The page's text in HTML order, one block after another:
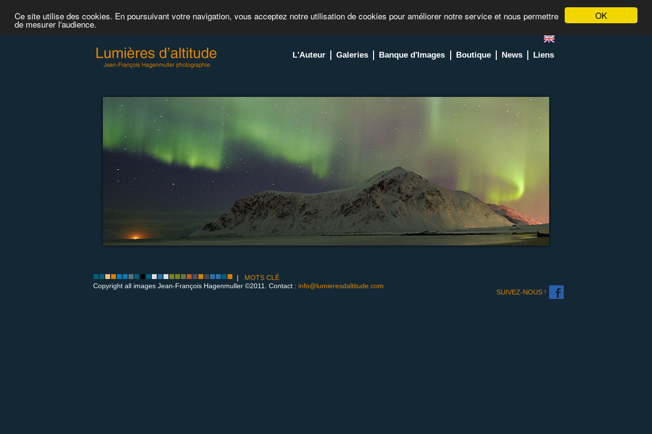
OK
Ce site utilise des cookies. En poursuivant votre navigation, vous acceptez notre utilisation de cookies pour améliorer notre service et nous permettre
de mesurer l'audience.
L'Auteur Galeries Banque d'Images Boutique News Liens
| MOTS CLÉ
Copyright all images Jean-François Hagenmuller ©2011. Contact : info@lumieresdaltitude.com
SUIVEZ-NOUS !